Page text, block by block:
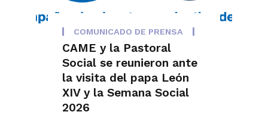
COMUNICADO DE PRENSA
CAME y la Pastoral
Social se reunieron ante
la visita del papa León
XIV y la Semana Social
2026